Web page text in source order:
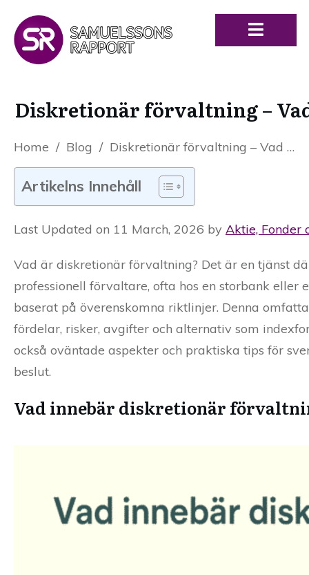
Diskretionär förvaltning –
Home / Blog / Diskretionär förvaltning – Vad är det och hur fungerar det?
Artikelns Innehåll
Last Updated on 11 March, 2026 by Aktie, Fonder
Vad är diskretionär förvaltning? Det är en tjänst
professionell förvaltare, ofta hos en storbank
baserat på överenskomna riktlinjer. Denna
fördelar, risker, avgifter och alternativ som
också oväntade aspekter och praktiska tips för
beslut.
Vad innebär diskretionär